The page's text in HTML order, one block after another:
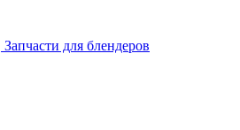
Запчасти для блендеров